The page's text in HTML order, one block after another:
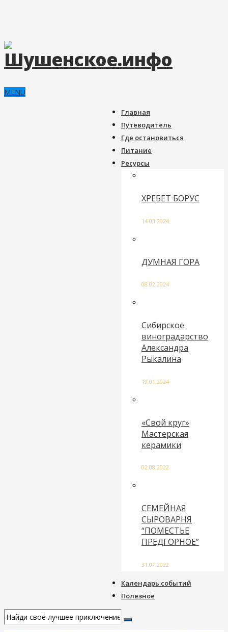
MENU
Главная
Путеводитель
Где остановиться
Питание
Ресурсы
ХРЕБЕТ БОРУС
14.03.2024
ДУМНАЯ ГОРА
08.02.2024
Сибирское
виноградарство
Александра
Рыкалина
19.01.2024
«Свой круг»
Мастерская
керамики
02.08.2022
СЕМЕЙНАЯ
СЫРОВАРНЯ
“ПОМЕСТЬЕ
ПРЕДГОРНОЕ”
31.07.2022
Календарь событий
Полезное